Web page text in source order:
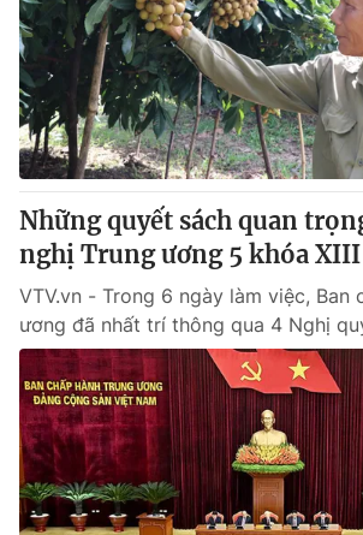
Những quyết sách quan
nghị Trung ương 5 khóa XIII
VTV.vn - Trong 6 ngày làm việc, Ban
ương đã nhất trí thông qua 4 Nghị